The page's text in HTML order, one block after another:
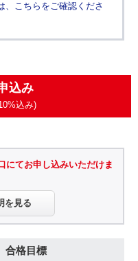
、こちらをご確認くださ
込み
込み)
にてお申し込みいただけま
を見る
合格目標